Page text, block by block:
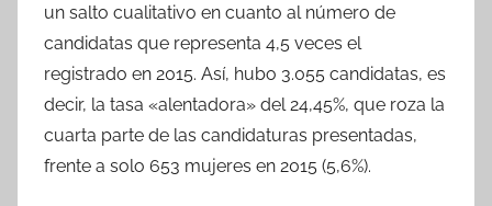
un salto cualitativo en cuanto al número de
candidatas que representa 4,5 veces el
registrado en 2015. Así, hubo 3.055 candidatas, es
decir, la tasa «alentadora» del 24,45%, que roza la
cuarta parte de las candidaturas presentadas,
frente a solo 653 mujeres en 2015 (5,6%).